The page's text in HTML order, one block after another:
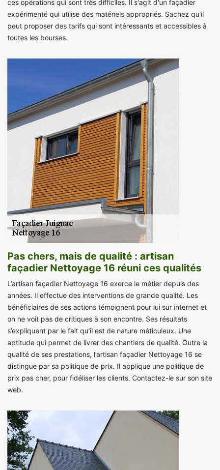
ces opérations qui sont très difficiles. Il s'agit d'un façadier
expérimenté qui utilise des matériels appropriés. Sachez qu'il
peut proposer des tarifs qui sont intéressants et accessibles à
toutes les bourses.
Pas chers, mais de qualité : artisan
façadier Nettoyage 16 réuni ces qualités
L’artisan façadier Nettoyage 16 exerce le métier depuis des
années. Il effectue des interventions de grande qualité. Les
bénéficiaires de ses actions témoignent pour lui sur internet et
on ne voit pas de critiques à son encontre. Ses résultats
s’expliquent par le fait qu’il est de nature méticuleux. Une
aptitude qui permet de livrer des chantiers de qualité. Outre la
qualité de ses prestations, l’artisan façadier Nettoyage 16 se
distingue par sa politique de prix. Il applique une politique de
prix pas cher, pour fidéliser les clients. Contactez-le sur son site
web.